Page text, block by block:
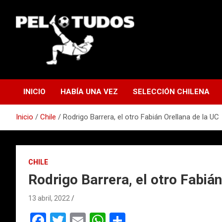
contenido
INICIO HABÍA UNA VEZ SELECCIÓN CHILENA
Inicio Chile Rodrigo Barrera, el otro Fabián Orellana de la UC
CHILE
Rodrigo Barrera, el otro
13 abril, 2022